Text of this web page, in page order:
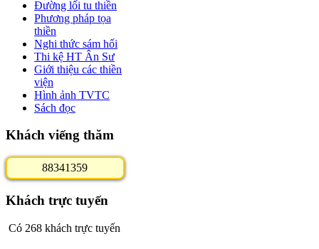
Đường lối tu thiền
Phương pháp tọa
thiền
Nghi thức sám hối
Thi kệ HT Ân Sư
Giới thiệu các thiền
viện
Hình ảnh TVTC
Sách đọc
Khách viếng thăm
88341359
Khách trực tuyến
Có 268 khách trực tuyến